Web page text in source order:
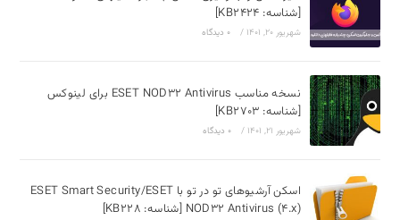
[شناسه: KB2424]
شهریور 20, 1401 / ۰ دیدگاه
نسخه مناسب ESET NOD32 Antivirus برای لینوکس
[شناسه: KB2703]
شهریور 21, 1401 / ۰ دیدگاه
اسکن آرشیوهای تو در تو با ESET Smart Security/ESET
NOD32 Antivirus (4.x) [شناسه: KB228]